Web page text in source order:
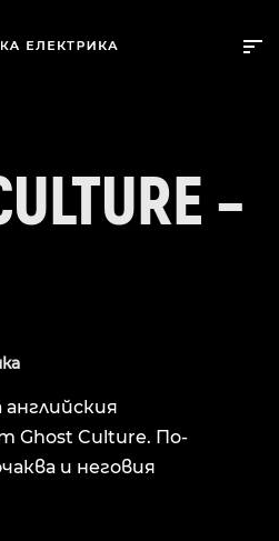
–
английския
Ghost Culture. По-
и неговия